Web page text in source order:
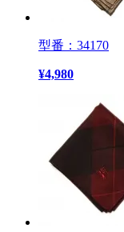
型番：34170
¥4,980